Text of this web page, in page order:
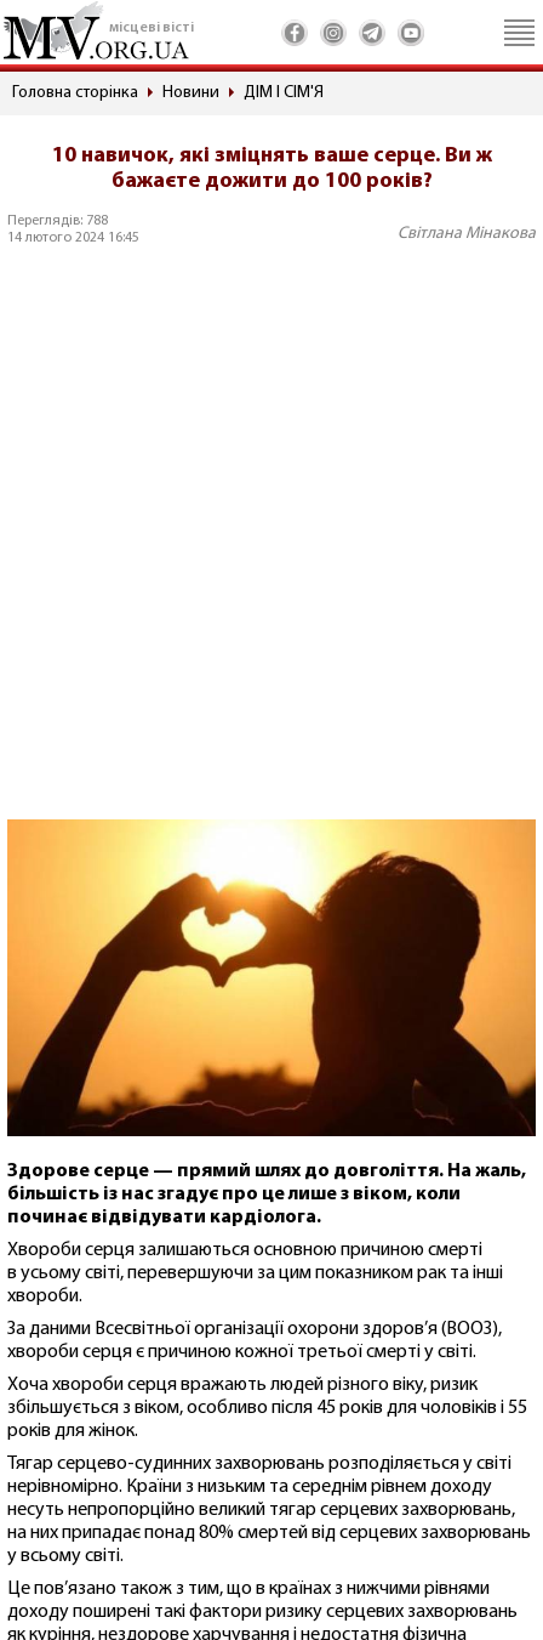
місцеві вісті
Головна сторінка Новини ДІМ І СІМ'Я
10 навичок, які зміцнять ваше серце. Ви ж
бажаєте дожити до 100 років?
Переглядів: 788
14 лютого 2024 16:45
Світлана Мінакова
Здорове серце — прямий шлях до довголіття. На жаль,
більшість із нас згадує про це лише з віком, коли
починає відвідувати кардіолога.
Хвороби серця залишаються основною причиною смерті
в усьому світі, перевершуючи за цим показником рак та інші
хвороби.
За даними Всесвітньої організації охорони здоров’я (ВООЗ),
хвороби серця є причиною кожної третьої смерті у світі.
Хоча хвороби серця вражають людей різного віку, ризик
збільшується з віком, особливо після 45 років для чоловіків і 55
років для жінок.
Тягар серцево-судинних захворювань розподіляється у світі
нерівномірно. Країни з низьким та середнім рівнем доходу
несуть непропорційно великий тягар серцевих захворювань,
на них припадає понад 80% смертей від серцевих захворювань
у всьому світі.
Це пов’язано також з тим, що в країнах з нижчими рівнями
доходу поширені такі фактори ризику серцевих захворювань
як куріння, нездорове харчування і недостатня фізична